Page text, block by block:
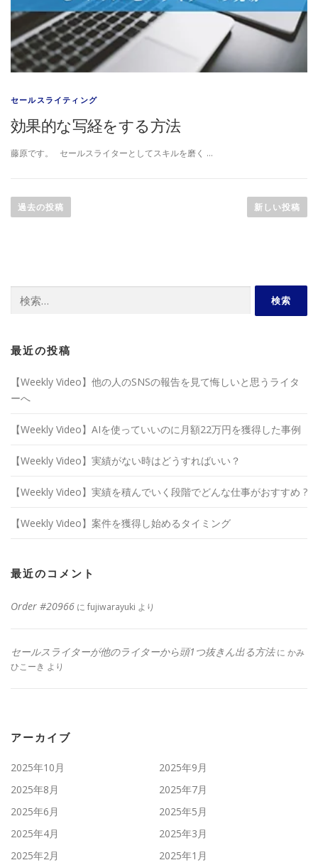
セールスライティング
効果的な写経をする方法
藤原です。 セールスライターとしてスキルを磨く …
稿
シ
過去の投稿 新しい投稿
索:
最近の投稿
【Weekly Video】他の人のSNSの報告を見て悔しいと思うライタ
ーへ
【Weekly Video】AIを使っていいのに月額22万円を獲得した事例
【Weekly Video】実績がない時はどうすればいい？
【Weekly Video】実績を積んでいく段階でどんな仕事がおすすめ ?
【Weekly Video】案件を獲得し始めるタイミング
最近のコメント
Order #20966 に fujiwarayuki より
セールスライターが他のライターから頭1つ抜きん出る方法に かみ
ひこーき より
アーカイブ
2025年10月
2025年9月
2025年8月
2025年7月
2025年6月
2025年5月
2025年4月
2025年3月
2025年2月
2025年1月